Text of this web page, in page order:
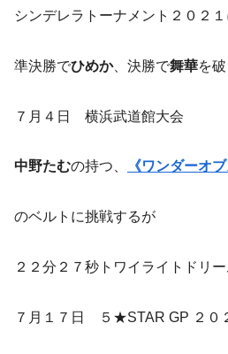
シンデレラトーナメント２０２１
準決勝でひめか、決勝で舞華を
７月４日 横浜武道館大会
中野たむの持つ、 《ワンダーオ
のベルトに挑戦するが
２２分２７秒トワイライトドリ
７月１７日 ５★STAR GP ２０